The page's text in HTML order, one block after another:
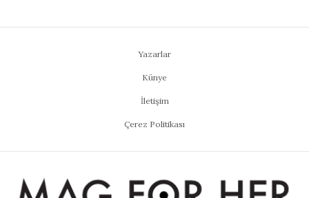
Yazarlar
Künye
İletişim
Çerez Politikası